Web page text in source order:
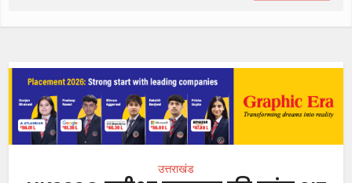
उत्तराखंड